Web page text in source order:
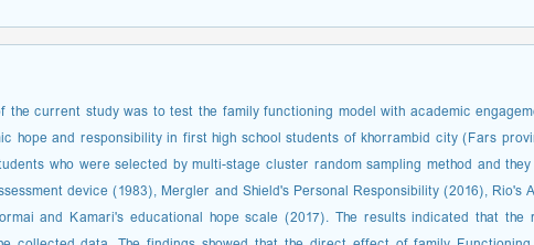
the current study was to test the family functioning model with academic
hope and responsibility in first high school students of khorrambid city (Fars
who were selected by multi-stage cluster random sampling method and
device (1983), Mergler and Shield's Personal Responsibility (2016), Rio's
and Kamari's educational hope scale (2017). The results indicated that the